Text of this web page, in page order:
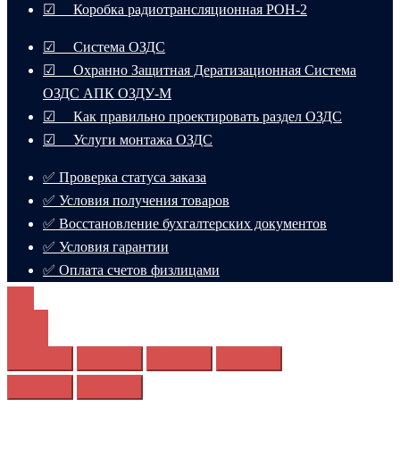
☑ Коробка радиотрансляционная РОН-2
☑ Система ОЗДС
☑ Охранно Защитная Дератизационная Система
ОЗДС АПК ОЗДУ-М
☑ Как правильно проектировать раздел ОЗДС
☑ Услуги монтажа ОЗДС
✅ Проверка статуса заказа
✅ Условия получения товаров
✅ Восстановление бухгалтерских документов
✅ Условия гарантии
✅ Оплата счетов физлицами